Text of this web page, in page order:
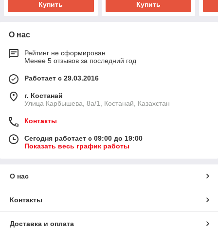
Купить Купить
О нас
Рейтинг не сформирован
Менее 5 отзывов за последний год
Работает с 29.03.2016
г. Костанай
Улица Карбышева, 8а/1, Костанай, Казахстан
Контакты
Сегодня работает с 09:00 до 19:00
Показать весь график работы
О нас
Контакты
Доставка и оплата